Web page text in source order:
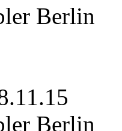
Berlin
Berlin